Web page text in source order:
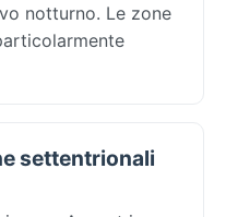
notturno. Le zone
settentrionali